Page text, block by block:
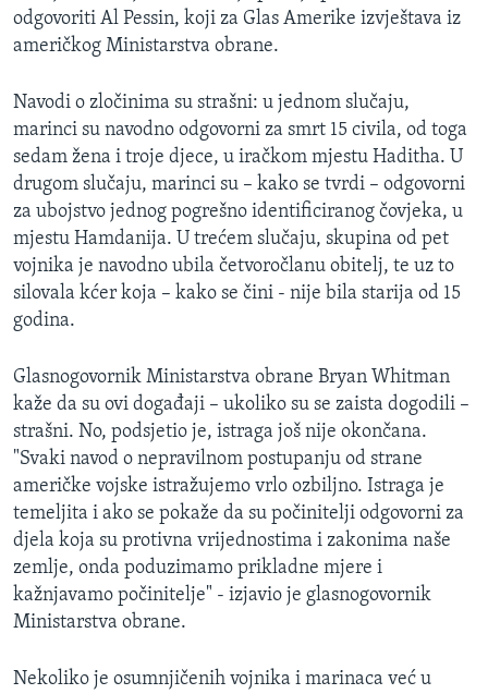
odgovoriti Al Pessin, koji za Glas Amerike izvještava iz
američkog Ministarstva obrane.
Navodi o zločinima su strašni: u jednom slučaju,
marinci su navodno odgovorni za smrt 15 civila, od toga
sedam žena i troje djece, u iračkom mjestu Haditha. U
drugom slučaju, marinci su – kako se tvrdi – odgovorni
za ubojstvo jednog pogrešno identificiranog čovjeka, u
mjestu Hamdanija. U trećem slučaju, skupina od pet
vojnika je navodno ubila četvoročlanu obitelj, te uz to
silovala kćer koja – kako se čini - nije bila starija od 15
godina.
Glasnogovornik Ministarstva obrane Bryan Whitman
kaže da su ovi događaji – ukoliko su se zaista dogodili –
strašni. No, podsjetio je, istraga još nije okončana.
"Svaki navod o nepravilnom postupanju od strane
američke vojske istražujemo vrlo ozbiljno. Istraga je
temeljita i ako se pokaže da su počinitelji odgovorni za
djela koja su protivna vrijednostima i zakonima naše
zemlje, onda poduzimamo prikladne mjere i
kažnjavamo počinitelje" - izjavio je glasnogovornik
Ministarstva obrane.
Nekoliko je osumnjičenih vojnika i marinaca već u